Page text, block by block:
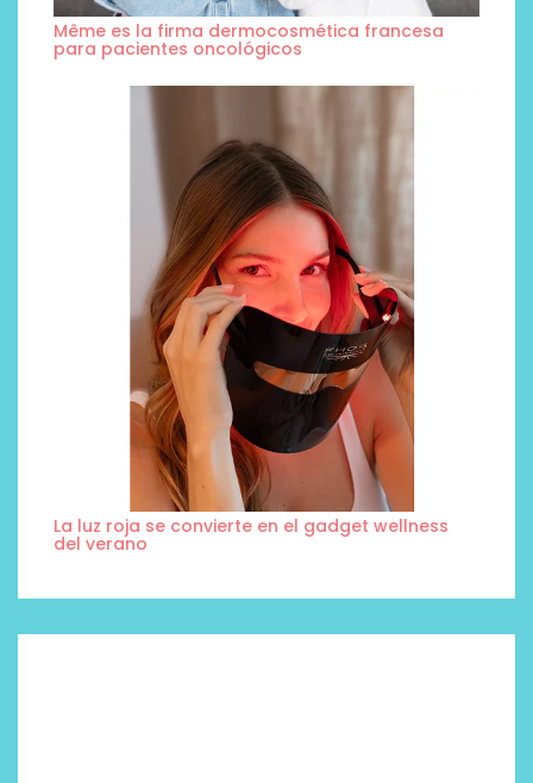
Même es la firma dermocosmética francesa
para pacientes oncológicos
La luz roja se convierte en el gadget wellness
del verano